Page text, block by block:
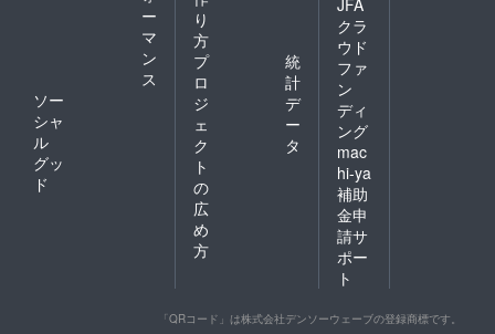
ー
マ
ン
ス
ソー
シャ
ル
グッ
ド
り
方
プ
ロ
ジ
ェ
ク
ト
の
広
め
方
統
計
デ
ー
タ
JFA
クラ
ウド
ファ
ン
ディ
ング
mac
hi-ya
補助
金申
請サ
ポー
ト
「QRコード」は株式会社デンソーウェーブの登録商標です。